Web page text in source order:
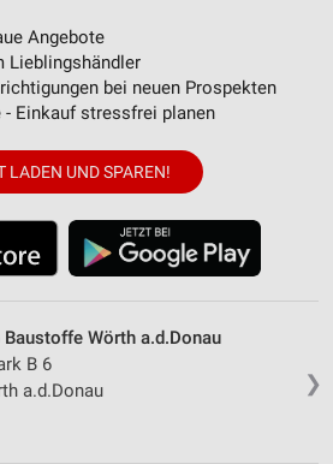
Angebote
Lieblingshändler
bei neuen Prospekten
Einkauf stressfrei planen
LADEN UND SPAREN!
❯
Baustoffe Wörth a.d.Donau
B 6
a.d.Donau